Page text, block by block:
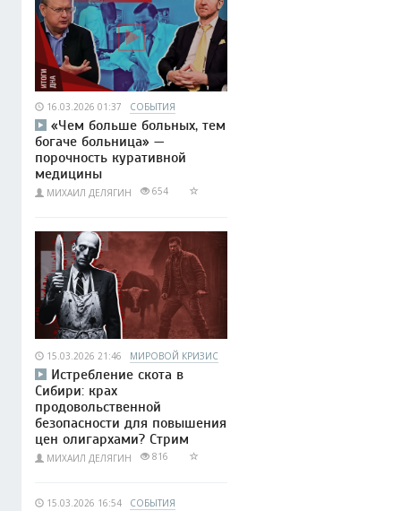
16.03.2026 01:37 СОБЫТИЯ
«Чем больше больных, тем
богаче больница» —
порочность куративной
медицины
МИХАИЛ ДЕЛЯГИН 654
15.03.2026 21:46 МИРОВОЙ КРИЗИС
Истребление скота в
Сибири: крах
продовольственной
безопасности для повышения
цен олигархами? Стрим
МИХАИЛ ДЕЛЯГИН 816
15.03.2026 16:54 СОБЫТИЯ